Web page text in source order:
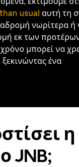
usual αυτή τη
νωρίτερα ή
εκ των
μπορεί να
ένα
JNB;